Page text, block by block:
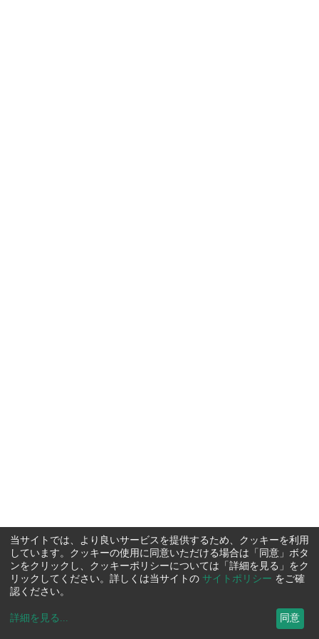
当サイトでは、より良いサービスを提供するため、クッキーを利用
しています。クッキーの使用に同意いただける場合は「同意」ボタ
ンをクリックし、クッキーポリシーについては「詳細を見る」をク
リックしてください。詳しくは当サイトの サイトポリシー をご確
認ください。
詳細を見る ... 同意